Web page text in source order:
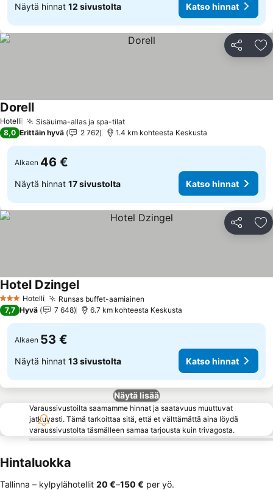
Näytä hinnat 12 sivustolta Katso hinnat
Jaa
Hotelli Sisäuima-allas ja spa-tilatKatso hinnat
DorellKatso hinnat
8,0 Erittäin hyvä 2 762 1.4 km kohteesta Keskusta
Alkaen 46 €
Näytä hinnat 17 sivustolta Katso hinnat
Jaa
3 Tähtiluokitus
Hotelli Runsas buffet-aamiainen
Hotel DzingelKatso hinnat
7,7 Hyvä 7 648 6.7 km kohteesta Keskusta
Alkaen 53 €
Näytä hinnat 13 sivustolta Katso hinnat
Näytä lisää
Varaussivustoilta saamamme hinnat ja saatavuus muuttuvat
jatkuvasti. Tämä tarkoittaa sitä, että et välttämättä aina löydä
varaussivustolta täsmälleen samaa tarjousta kuin trivagosta.
Hintaluokka
Tallinna – kylpylähotellit ‎20 €–‎150 € per yö.